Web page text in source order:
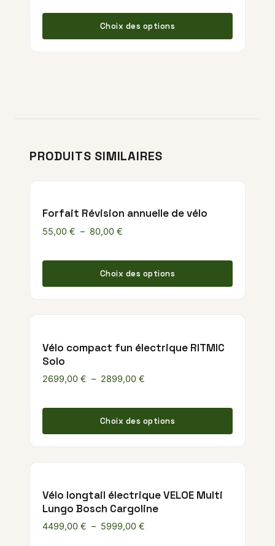
Choix des options
Ce
PRODUITS SIMILAIRES
Forfait Révision annuelle de vélo
55,00 € – 80,00 €
Choix des options
Ce
Vélo compact fun électrique RITMIC
Solo
2699,00 € – 2899,00 €
Choix des options
Ce
Vélo longtail électrique VELOE Multi
Lungo Bosch Cargoline
4499,00 € – 5999,00 €